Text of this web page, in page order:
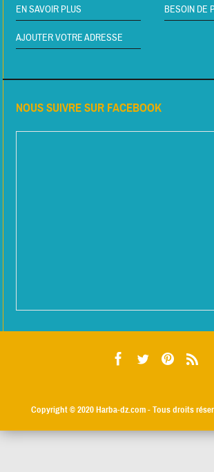
EN SAVOIR PLUS BESOIN DE
AJOUTER VOTRE ADRESSE
NOUS SUIVRE SUR FACEBOOK
Copyright © 2020Harba-dz.com- Tous droits